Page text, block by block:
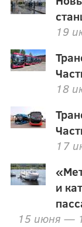
19
18
17
и
15 июня —